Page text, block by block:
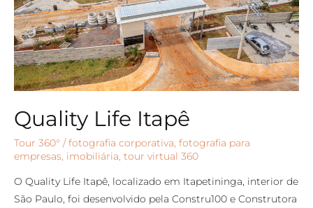
Quality Life Itapê
Tour 360° /fotografia corporativa, fotografia para
empresas, imobiliária, tour virtual 360
O Quality Life Itapê, localizado em Itapetininga, interior de
São Paulo, foi desenvolvido pela Constru100 e Construtora